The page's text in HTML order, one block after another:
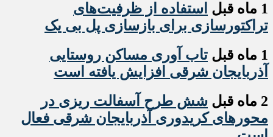
1 ماه قبل
استفاده از ظرفیت‌های
تراکتورسازی برای بازسازی پل بی یک
1 ماه قبل
تاب آوری مساکن روستایی
آذربایجان شرقی افزایش یافته است
2 ماه قبل
شش طرح آسفالت ریزی در
محورهای کریدوری آذربایجان شرقی فعال